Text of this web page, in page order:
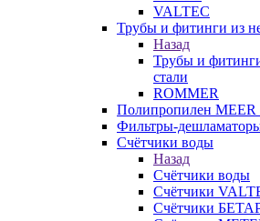
VALTEC
Трубы и фитинги из
Назад
Трубы и
стали
ROMMER
Полипропилен
Фильтры-
Счётчики воды
Назад
Счётчики воды
Счётчики
Счётчики